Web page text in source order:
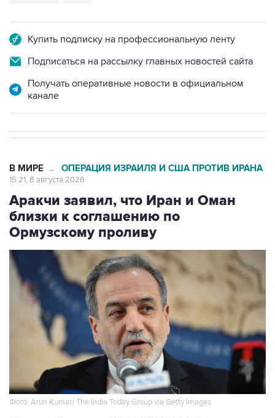
Купить подписку на профессиональную ленту
Подписаться на рассылку главных новостей сайта
Получать оперативные новости в официальном
канале
В МИРЕ → ОПЕРАЦИЯ ИЗРАИЛЯ И США ПРОТИВ ИРАНА
15:21, 8 августа 2026
Аракчи заявил, что Иран и Оман
близки к соглашению по
Ормузскому проливу
Фото: Arun Kumar/ The India Today Group via Getty Images